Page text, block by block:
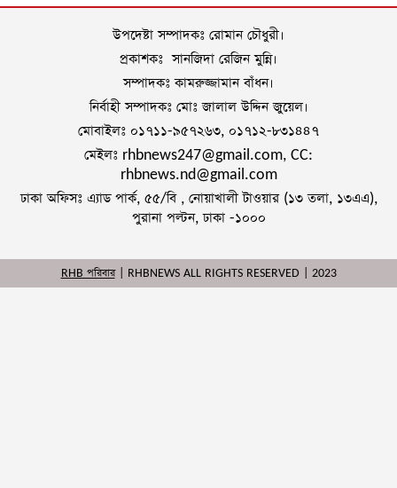
উপদেষ্টা সম্পাদকঃ রোমান চৌধুরী।
প্রকাশকঃ সানজিদা রেজিন মুন্নি।
সম্পাদকঃ কামরুজ্জামান বাঁধন।
নির্বাহী সম্পাদকঃ মোঃ জালাল উদ্দিন জুয়েল।
মোবাইলঃ ০১৭১১-৯৫৭২৬৩, ০১৭১২-৮৩১৪৪৭
মেইলঃ rhbnews247@gmail.com, CC:
rhbnews.nd@gmail.com
ঢাকা অফিসঃ এ্যাড পার্ক, ৫৫/বি , নোয়াখালী টাওয়ার (১৩ তলা, ১৩এএ),
পুরানা পল্টন, ঢাকা -১০০০
RHB পরিবার| RHBNEWS ALL RIGHTS RESERVED | 2023